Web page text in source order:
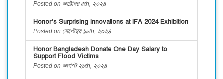
Posted on অক্টোবর ৫th, ২০২৪
Honor’s Surprising Innovations at IFA 2024 Exhibition
Posted on সেপ্টেম্বর ১৮th, ২০২৪
Honor Bangladesh Donate One Day Salary to
Support Flood Victims
Posted on আগস্ট ২৮th, ২০২৪